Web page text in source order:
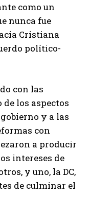
como un
nunca fue
Cristiana
político-
con las
los aspectos
y a las
con
a producir
intereses de
y uno, la DC,
de culminar el